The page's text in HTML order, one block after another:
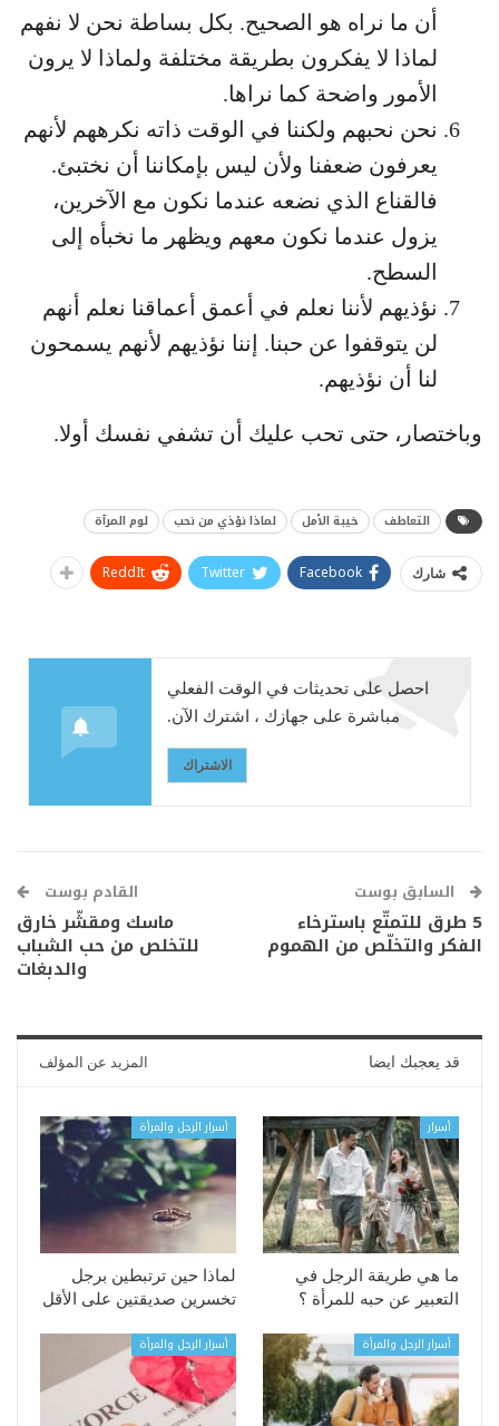
أن ما نراه هو الصحيح. بكل بساطة نحن لا نفهم
لماذا لا يفكرون بطريقة مختلفة ولماذا لا يرون
الأمور واضحة كما نراها.
نحن نحبهم ولكننا في الوقت ذاته نكرههم لأنهم
يعرفون ضعفنا ولأن ليس بإمكاننا أن نختبئ.
فالقناع الذي نضعه عندما نكون مع الآخرين،
يزول عندما نكون معهم ويظهر ما نخبأه إلى
السطح.
نؤذيهم لأننا نعلم في أعمق أعماقنا نعلم أنهم
لن يتوقفوا عن حبنا. إننا نؤذيهم لأنهم يسمحون
لنا أن نؤذيهم.
وباختصار، حتى تحب عليك أن تشفي نفسك أولا.
التعاطف خيبة الأمل لماذا نؤذي من نحب لوم المرآة
شارك Facebook
Twitter
ReddIt
احصل على تحديثات في الوقت الفعلي
مباشرة على جهازك ، اشترك الآن.
الاشتراك
السابق بوست
5 طرق للتمتّع باسترخاء
الفكر والتخلّص من الهموم
القادم بوست
ماسك ومقشّر خارق
للتخلص من حب الشباب
والدبغات
قد يعجبك ايضا المزيد عن المؤلف
أسرار
ما هي طريقة الرجل في
التعبير عن حبه للمرأة ؟
أسرار الرجل والمرأة
لماذا حين ترتبطين برجل
تخسرين صديقتين على الأقل
أسرار الرجل والمرأة أسرار الرجل والمرأة